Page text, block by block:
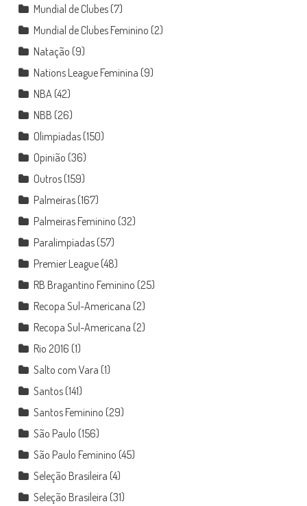
Mundial de Clubes(7)
Mundial de Clubes Feminino (2)
Natação (9)
Nations League Feminina (9)
NBA (42)
NBB (26)
Olimpíadas(150)
Opinião (36)
Outros(159)
Palmeiras(167)
Palmeiras Feminino (32)
Paralimpíadas(57)
Premier League(48)
RB Bragantino Feminino (25)
Recopa Sul-Americana (2)
Recopa Sul-Americana (2)
Rio 2016 (1)
Salto com Vara (1)
Santos(141)
Santos Feminino (29)
São Paulo (156)
São Paulo Feminino (45)
Seleção Brasileira (4)
Seleção Brasileira (31)